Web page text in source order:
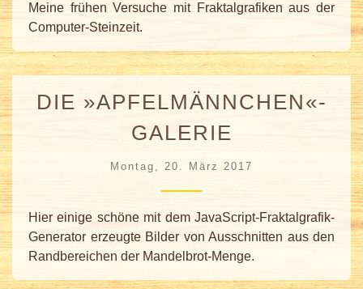
Meine frühen Versuche mit Fraktalgrafiken aus der
Computer-Steinzeit.
DIE »APFELMÄNNCHEN«-
GALERIE
Montag, 20. März 2017
Hier einige schöne mit dem JavaScript-Fraktalgrafik-
Generator erzeugte Bilder von Ausschnitten aus den
Randbereichen der Mandelbrot-Menge.